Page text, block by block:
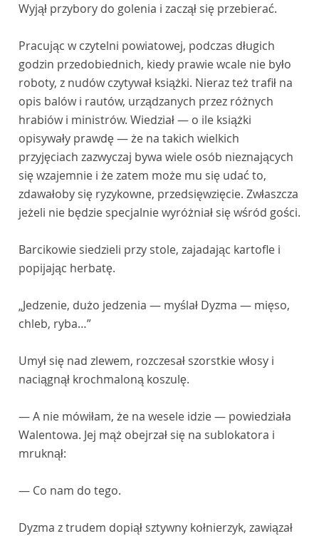
Wyjął przybory do golenia i zaczął się przebierać.
Pracując w czytelni powiatowej, podczas długich
godzin przedobiednich, kiedy prawie wcale nie było
roboty, z nudów czytywał książki. Nieraz też trafił na
opis balów i rautów, urządzanych przez różnych
hrabiów i ministrów. Wiedział — o ile książki
opisywały prawdę — że na takich wielkich
przyjęciach zazwyczaj bywa wiele osób nieznających
się wzajemnie i że zatem może mu się udać to,
zdawałoby się ryzykowne, przedsięwzięcie. Zwłaszcza
jeżeli nie będzie specjalnie wyróżniał się wśród gości.
Barcikowie siedzieli przy stole, zajadając kartofle i
popijając herbatę.
„Jedzenie, dużo jedzenia — myślał Dyzma — mięso,
chleb, ryba…”
Umył się nad zlewem, rozczesał szorstkie włosy i
naciągnął krochmaloną koszulę.
— A nie mówiłam, że na wesele idzie — powiedziała
Walentowa. Jej mąż obejrzał się na sublokatora i
mruknął:
— Co nam do tego.
Dyzma z trudem dopiął sztywny kołnierzyk, zawiązał